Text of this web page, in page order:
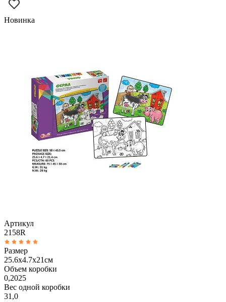
Новинка
Артикул
2158R
Размер
25.6х4.7х21см
Объем коробки
0,2025
Вес одной коробки
31,0